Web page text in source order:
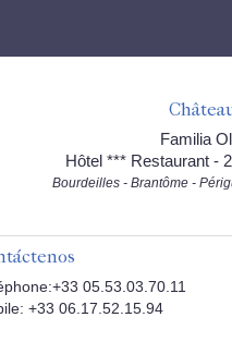
Familia
Hôtel *** Restaurant -
Bourdeilles - Brantôme -
05.53.03.70.11
+33 06.17.52.15.94